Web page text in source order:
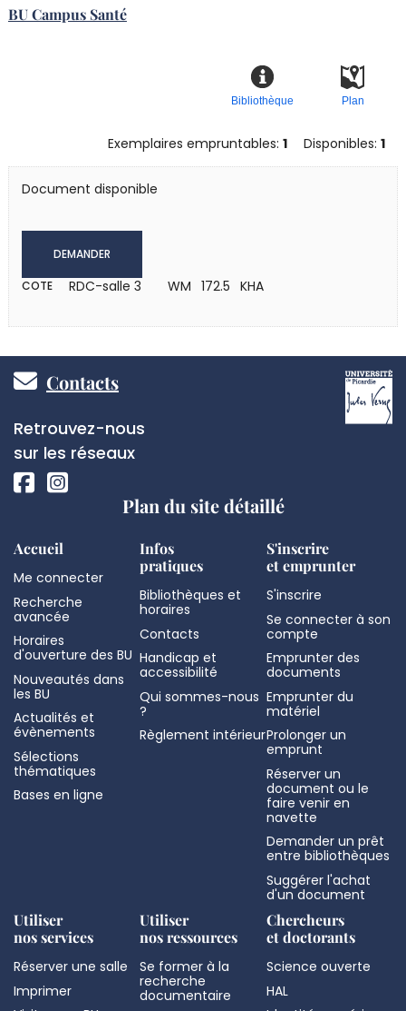
BU Campus Santé
Plan
Bibliothèque
Exemplaires empruntables:1 Disponibles:1
Document disponible
DEMANDER
COTE RDC-salle 3 WM 172.5 KHA
Pied
de
page
Contacts
Réseaux
sociaux
Retrouvez-nous
sur les réseaux
Plan du site détaillé
Accueil
Me connecter
Recherche
avancée
Horaires
d'ouverture des BU
Nouveautés dans
les BU
Actualités et
évènements
Sélections
thématiques
Bases en ligne
Infos
pratiques
Bibliothèques et
horaires
Contacts
Handicap et
accessibilité
Qui sommes-nous
?
Règlement intérieur
S'inscrire
et emprunter
S'inscrire
Se connecter à son
compte
Emprunter des
documents
Emprunter du
matériel
Prolonger un
emprunt
Réserver un
document ou le
faire venir en
navette
Demander un prêt
entre bibliothèques
Suggérer l'achat
d'un document
Utiliser
nos services
Réserver une salle
Imprimer
Utiliser
nos ressources
Se former à la
recherche
documentaire
Chercheurs
et doctorants
Science ouverte
HAL